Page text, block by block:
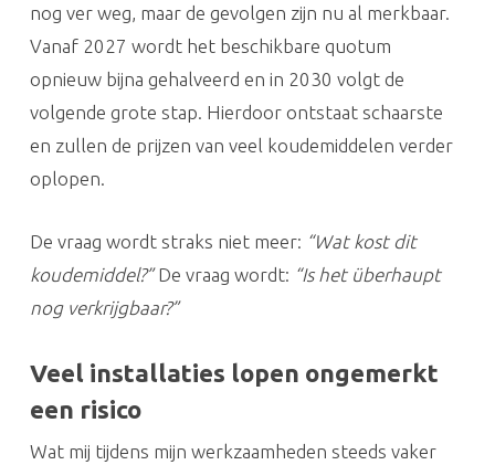
nog ver weg, maar de gevolgen zijn nu al merkbaar.
Vanaf 2027 wordt het beschikbare quotum
opnieuw bijna gehalveerd en in 2030 volgt de
volgende grote stap. Hierdoor ontstaat schaarste
en zullen de prijzen van veel koudemiddelen verder
oplopen.
De vraag wordt straks niet meer: “Wat kost dit
koudemiddel?”De vraag wordt: “Is het überhaupt
nog verkrijgbaar?”
Veel installaties lopen ongemerkt
een risico
Wat mij tijdens mijn werkzaamheden steeds vaker